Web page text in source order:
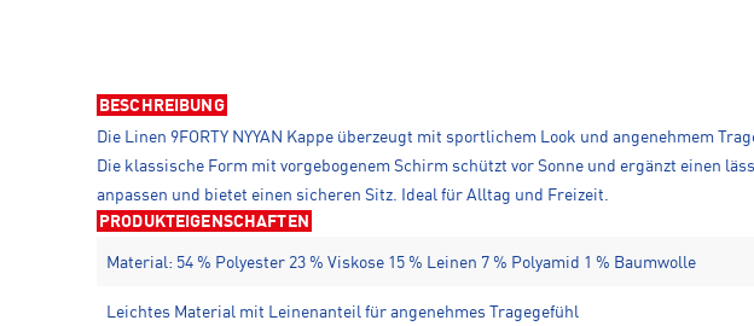
BESCHREIBUNG
Die Linen 9FORTY NYYAN Kappe überzeugt mit sportlichem Look und angenehmem
Die klassische Form mit vorgebogenem Schirm schützt vor Sonne und ergänzt einen
anpassen und bietet einen sicheren Sitz. Ideal für Alltag und Freizeit.
PRODUKTEIGENSCHAFTEN
Material: 54 % Polyester 23 % Viskose 15 % Leinen 7 % Polyamid 1 % Baumwolle
Leichtes Material mit Leinenanteil für angenehmes Tragegefühl